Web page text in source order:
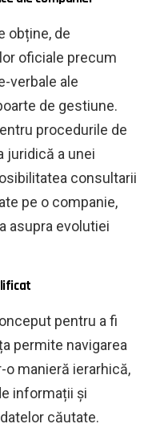
obține, de
oficiale precum
verbale ale
de gestiune.
procedurile de
juridică a unei
consultarii
pe o companie,
asupra evolutiei
pentru a fi
permite navigarea
manieră ierarhică,
informații și
căutate.